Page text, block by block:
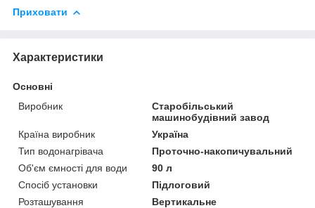
Приховати
Характеристики
Основні
Виробник
Старобільський
машинобудівний завод
Країна виробник
Україна
Тип водонагрівача
Проточно-накопичувальний
Об'єм ємності для води
90 л
Спосіб установки
Підлоговий
Розташування
Вертикальне